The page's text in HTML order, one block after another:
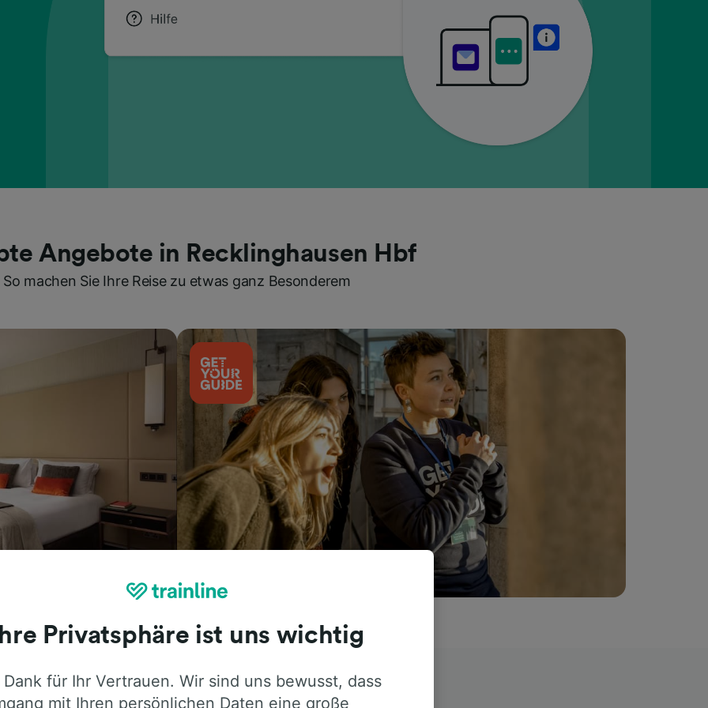
Angebote in Recklinghausen Hbf
So machen Sie Ihre Reise zu etwas ganz Besonderem
ehrliche Meinung von Trainline-Nutzern
Ihre Privatsphäre ist uns wichtig
für Ihr Vertrauen. Wir sind uns bewusst, dass
mit Ihren persönlichen Daten eine große